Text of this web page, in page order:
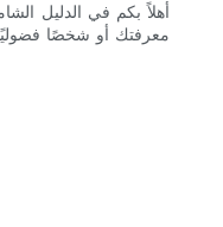
أهلاً بكم في الدليل
معرفتك أو شخصًا فضوليًا